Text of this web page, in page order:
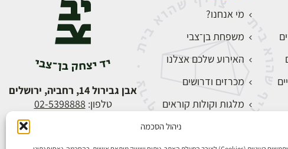
ניהול הסכמה
מי אנחנו?
משפחת בן־צבי
האירוע שלכם אצלנו
מכרזים ודרושים
מלגות וקולות קוראים
אבן גבירול 14, רחביה, ירושלים
טלפון: 02-5398888